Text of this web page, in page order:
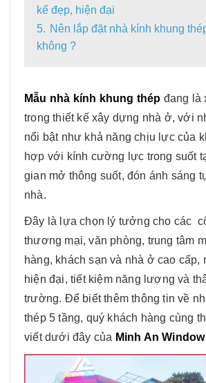
kế đẹp, hiện đại
5. Nên lắp đặt nhà kính khung
không ?
Mẫu nhà kính khung thép đang là
trong thiết kế xây dựng nhà ở, với
nổi bật như khả năng chịu lực của
hợp với kính cường lực trong suốt
gian mở thông suốt, đón ánh sáng
nhà.
Đây là lựa chọn lý tưởng cho các
thương mại, văn phòng, trung tâm
hàng, khách sạn và nhà ở cao cấp,
hiện đại, tiết kiệm năng lượng và
trường. Để biết thêm thông tin về
thép 5 tầng, quý khách hàng cùng
viết dưới đây của Minh An Window